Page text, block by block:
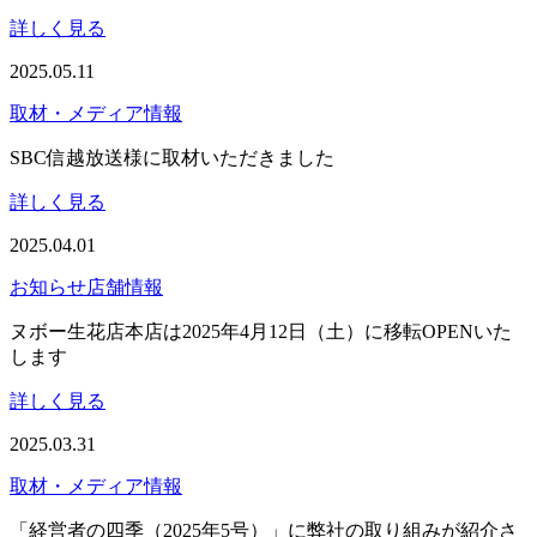
詳しく見る
2025.05.11
取材・メディア情報
SBC信越放送様に取材いただきました
詳しく見る
2025.04.01
お知らせ店舗情報
ヌボー生花店本店は2025年4月12日（土）に移転OPENいた
します
詳しく見る
2025.03.31
取材・メディア情報
「経営者の四季（2025年5号）」に弊社の取り組みが紹介さ